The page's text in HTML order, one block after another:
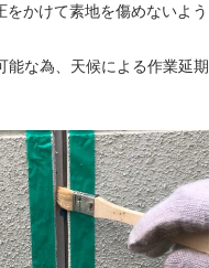
かけて素地を傷めないよう
能な為、天候による作業延期